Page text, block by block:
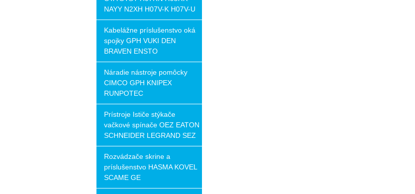
NAYY N2XH H07V-K H07V-U
Kabelážne príslušenstvo oká
spojky GPH VUKI DEN
BRAVEN ENSTO
Náradie nástroje pomôcky
CIMCO GPH KNIPEX
RUNPOTEC
Prístroje Ističe stýkače
vačkové spínače OEZ EATON
SCHNEIDER LEGRAND SEZ
Rozvádzače skrine a
príslušenstvo HASMA KOVEL
SCAME GE